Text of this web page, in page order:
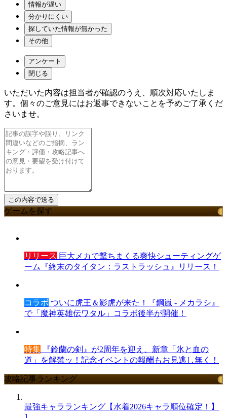
情報が遅い
分かりにくい
探していた情報が無かった
その他
アンケート
閉じる
いただいた内容は担当者が確認のうえ、順次対応いたしま
す。個々のご意見にはお返事できないことを予めご了承くだ
さいませ。
ゲームを探す
リリース 巨大メカで撃ちまくる爽快シューティングゲ
ーム『終末のタイタン：ラストラッシュ』リリース！
コラボ ついに虎王＆影虎が来た！『鋼嵐 - メカラシ』
で「魔神英雄伝ワタル」コラボ後半が開催！
特集 『鈴蘭の剣』が2周年を迎え、新章「氷と血の
道」を解禁ッ！記念イベントの報酬もお見逃し無く！
攻略記事ランキング
最強キャラランキング【水着2026キャラ順位確定！】